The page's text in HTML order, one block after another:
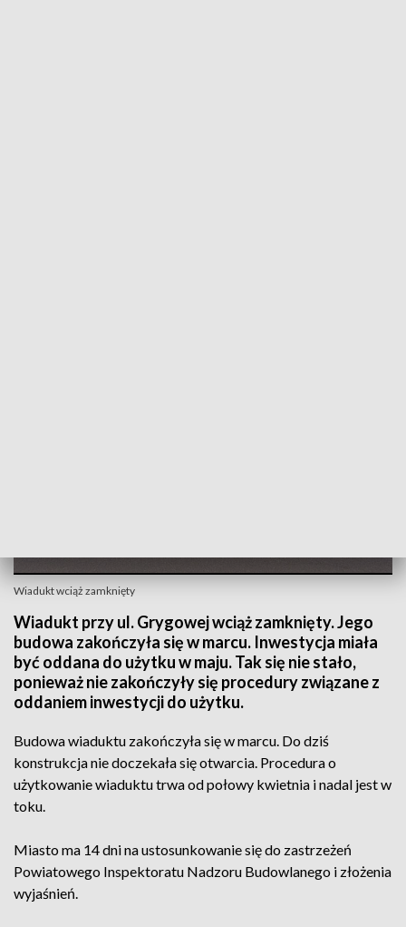
Wiadukt wciąż zamknięty
Wiadukt przy ul. Grygowej wciąż zamknięty. Jego
budowa zakończyła się w marcu. Inwestycja miała
być oddana do użytku w maju. Tak się nie stało,
ponieważ nie zakończyły się procedury związane z
oddaniem inwestycji do użytku.
Budowa wiaduktu zakończyła się w marcu. Do dziś
konstrukcja nie doczekała się otwarcia. Procedura o
użytkowanie wiaduktu trwa od połowy kwietnia i nadal jest w
toku.
Miasto ma 14 dni na ustosunkowanie się do zastrzeżeń
Powiatowego Inspektoratu Nadzoru Budowlanego i złożenia
wyjaśnień.